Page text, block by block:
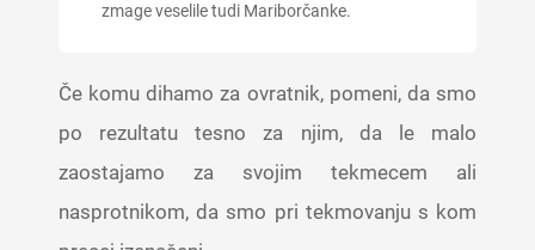
zmage veselile tudi Mariborčanke.
Če komu dihamo za ovratnik, pomeni, da smo
po rezultatu tesno za njim, da le malo
zaostajamo za svojim tekmecem ali
nasprotnikom, da smo pri tekmovanju s kom